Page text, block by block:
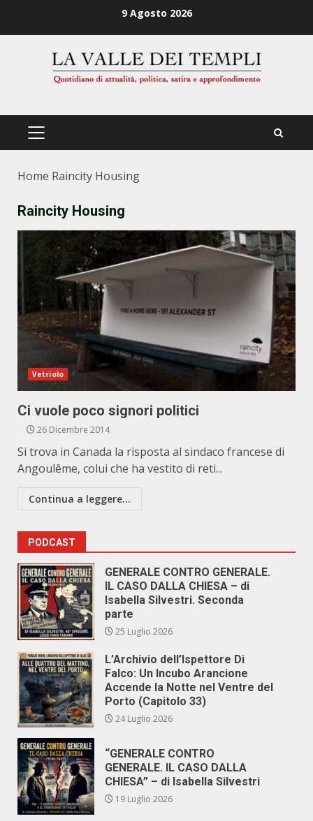
9 Agosto 2026
PRIMÄRES
Home Raincity Housing
Raincity Housing
Vetriolo
Ci vuole poco signori politici
26 Dicembre 2014
Si trova in Canada la risposta al sindaco francese di
Angoulême, colui che ha vestito di reti...
Continua a leggere...
PODCAST
GENERALE CONTRO GENERALE.
IL CASO DALLA CHIESA – di
Isabella Silvestri. Seconda
parte
25 Luglio 2026
L’Archivio dell’Ispettore Di
Falco: Un Incubo Arancione
Accende la Notte nel Ventre del
Porto (Capitolo 33)
24 Luglio 2026
“GENERALE CONTRO
GENERALE. IL CASO DALLA
CHIESA” – di Isabella Silvestri
19 Luglio 2026